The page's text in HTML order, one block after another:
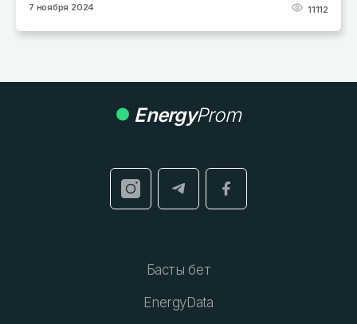
11112 17 января 2024
EnergyProm
Басты бет
EnergyData